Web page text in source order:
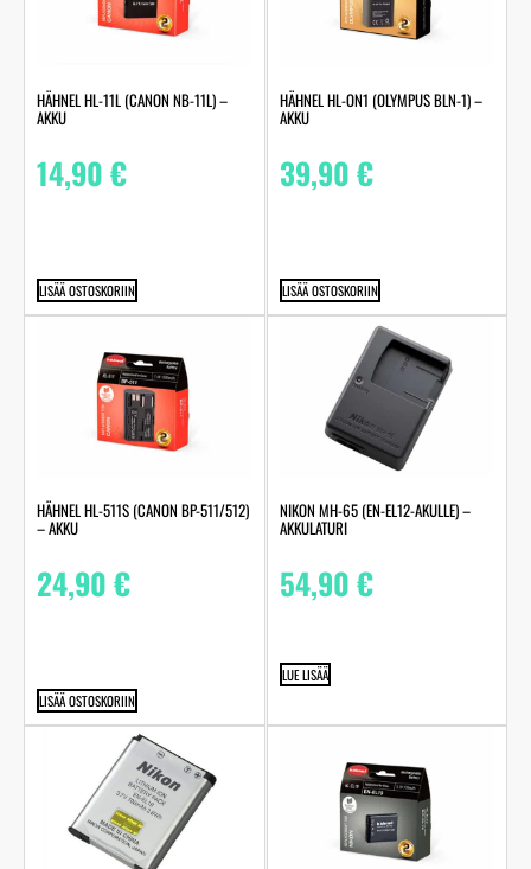
HÄHNEL HL-11L (CANON NB-11L) –
AKKU
14,90€
LISÄÄ OSTOSKORIIN
HÄHNEL HL-ON1 (OLYMPUS BLN-1) –
AKKU
39,90€
LISÄÄ OSTOSKORIIN
HÄHNEL HL-511S (CANON BP-511/512)
– AKKU
24,90€
LISÄÄ OSTOSKORIIN
NIKON MH-65 (EN-EL12-AKULLE) –
AKKULATURI
54,90€
LUE LISÄÄ